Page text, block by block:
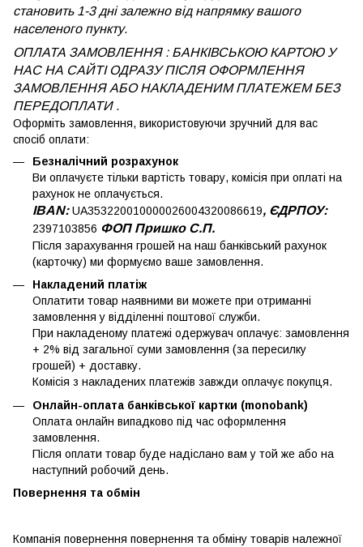
становить 1-3 дні залежно від напрямку вашого
населеного пункту.
ОПЛАТА ЗАМОВЛЕННЯ : БАНКІВСЬКОЮ КАРТОЮ У
НАС НА САЙТІ ОДРАЗУ ПІСЛЯ ОФОРМЛЕННЯ
ЗАМОВЛЕННЯ АБО НАКЛАДЕНИМ ПЛАТЕЖЕМБЕЗ
ПЕРЕДОПЛАТИ .
Оформіть замовлення, використовуючи зручний для вас
спосіб оплати:
Безналічний розрахунок
Ви оплачуєте тільки вартість товару, комісія при оплаті на
рахунок не оплачується.
IBAN:UA353220010000026004320086619, ЄДРПОУ:
2397103856 ФОП Пришко С.П.
Після зарахування грошей на наш банківський рахунок
(карточку) ми формуємо ваше замовлення.
Накладений платіж
Оплатити товар наявними ви можете при отриманні
замовлення у відділенні поштової служби.
При накладеному платежі одержувач оплачує: замовлення
+ 2% від загальної суми замовлення (за пересилку
грошей) + доставку.
Комісія з накладених платежів завжди оплачує покупця.
Онлайн-оплата банківської картки (monobank)
Оплата онлайн випадково під час оформлення
замовлення.
Після оплати товар буде надіслано вам у той же або на
наступний робочий день.
Повернення та обмін
Компанія повернення повернення та обміну товарів належної